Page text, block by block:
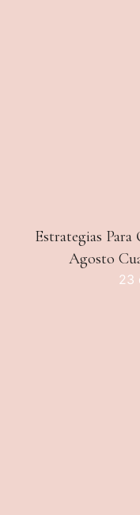
Estrategias Para
Agosto
23